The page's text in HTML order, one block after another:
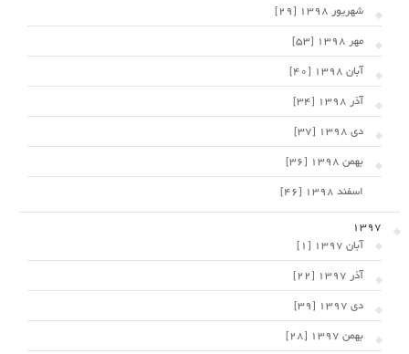
شهریور 1398 [29]
مهر 1398 [53]
آبان 1398 [40]
آذر 1398 [34]
دی 1398 [37]
بهمن 1398 [36]
اسفند 1398 [46]
1397
آبان 1397 [1]
آذر 1397 [22]
دی 1397 [39]
بهمن 1397 [28]